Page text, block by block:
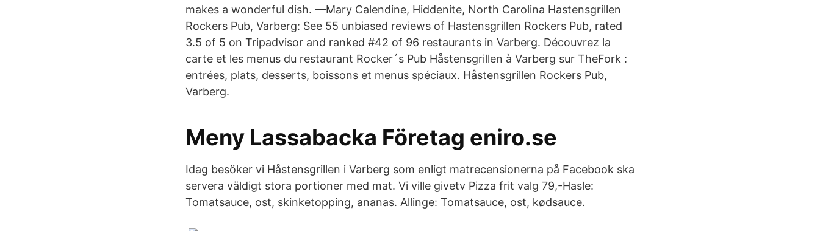
makes a wonderful dish. —Mary Calendine, Hiddenite, North Carolina Hastensgrillen
Rockers Pub, Varberg: See 55 unbiased reviews of Hastensgrillen Rockers Pub, rated
3.5 of 5 on Tripadvisor and ranked #42 of 96 restaurants in Varberg. Découvrez la
carte et les menus du restaurant Rocker´s Pub Håstensgrillen à Varberg sur TheFork :
entrées, plats, desserts, boissons et menus spéciaux. Håstensgrillen Rockers Pub,
Varberg.
Meny Lassabacka Företag eniro.se
Idag besöker vi Håstensgrillen i Varberg som enligt matrecensionerna på Facebook ska
servera väldigt stora portioner med mat. Vi ville givetv Pizza frit valg 79,-Hasle:
Tomatsauce, ost, skinketopping, ananas. Allinge: Tomatsauce, ost, kødsauce.